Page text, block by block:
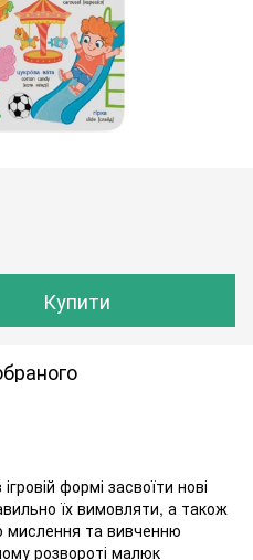
Купити
формі засвоїти нові
їх вимовляти, а також
мислення та вивченню
розвороті малюк